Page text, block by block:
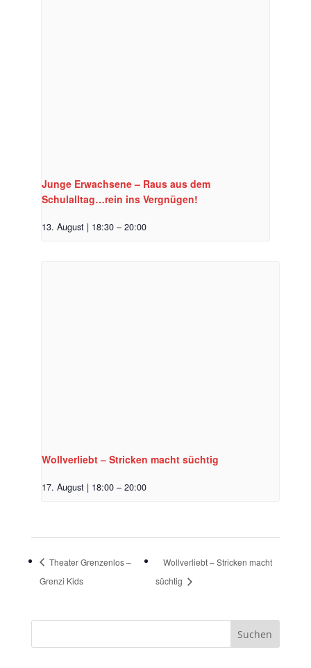
Junge Erwachsene – Raus aus dem
Schulalltag…rein ins Vergnügen!
13. August | 18:30 – 20:00
Wollverliebt – Stricken macht süchtig
17. August | 18:00 – 20:00
Theater Grenzenlos –
Grenzi Kids
Wollverliebt – Stricken macht
süchtig